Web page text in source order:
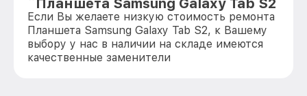
Планшета Samsung Galaxy Tab S2
Если Вы желаете низкую стоимость ремонта
Планшета Samsung Galaxy Tab S2, к Вашему
выбору у нас в наличии на складе имеются
качественные заменители